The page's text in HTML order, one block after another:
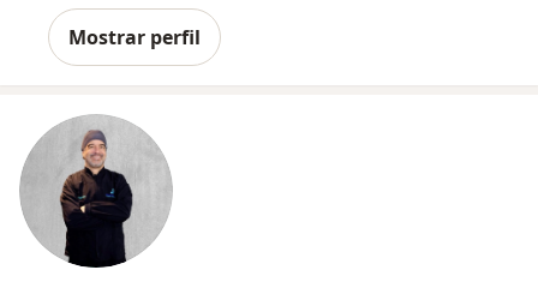
Mostrar perfil